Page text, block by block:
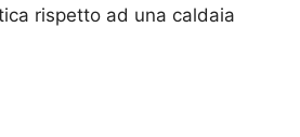
rispetto ad una caldaia